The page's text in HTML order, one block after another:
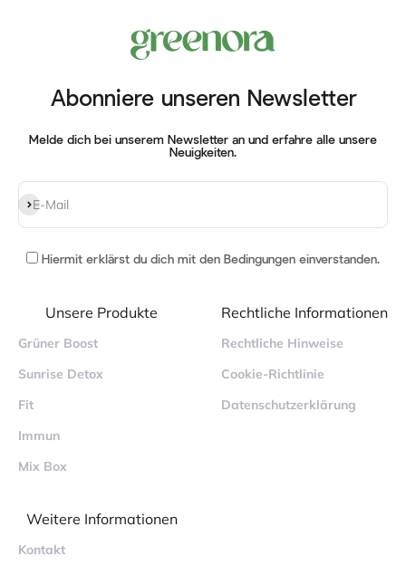
Abonniere unseren Newsletter
Melde dich bei unserem Newsletter an und erfahre alle unsere
Neuigkeiten.
E-Mail
Abonnieren
Hiermit erklärst du dich mit den Bedingungen einverstanden.
Unsere Produkte
Grüner Boost
Sunrise Detox
Fit
Immun
Mix Box
Rechtliche Informationen
Rechtliche Hinweise
Cookie-Richtlinie
Datenschutzerklärung
Weitere Informationen
Kontakt